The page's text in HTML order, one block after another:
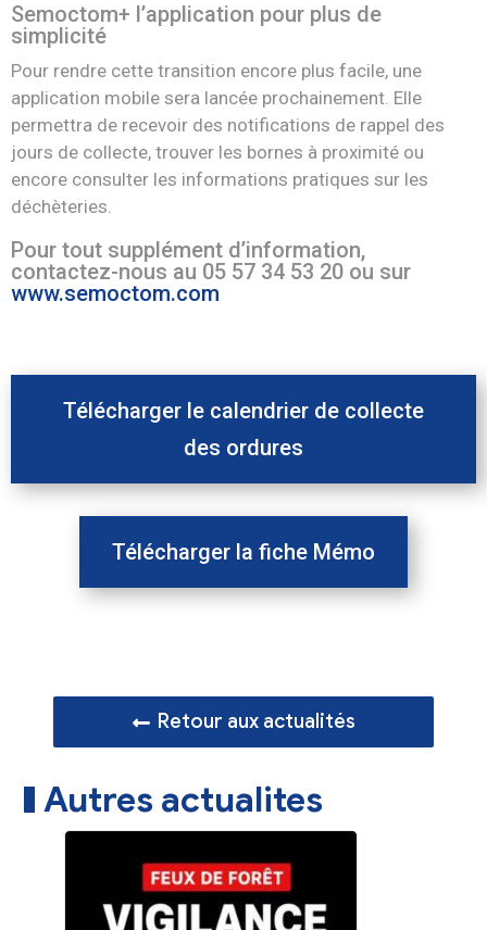
Semoctom+ l’application pour plus de
simplicité
Pour rendre cette transition encore plus facile, une
application mobile sera lancée prochainement. Elle
permettra de recevoir des notifications de rappel des
jours de collecte, trouver les bornes à proximité ou
encore consulter les informations pratiques sur les
déchèteries.
Pour tout supplément d’information,
contactez-nous au 05 57 34 53 20 ou sur
www.semoctom.com
Télécharger le calendrier de collecte
des ordures
Télécharger la fiche Mémo
Retour aux actualités
Autres actualites